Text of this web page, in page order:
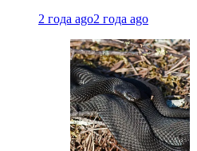
2 года ago2 года ago